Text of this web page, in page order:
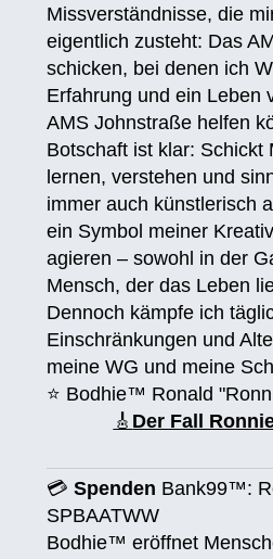
Missverständnisse, die
eigentlich zusteht: Das
schicken, bei denen ich
Erfahrung und ein Leben
AMS Johnstraße helfen
Botschaft ist klar: Schickt
lernen, verstehen und
immer auch künstlerisch
ein Symbol meiner
agieren – sowohl in der
Mensch, der das Leben
Dennoch kämpfe ich
Einschränkungen und
meine WG und meine
⭐️ Bodhie™ Ronald
🎸 Der Fall
💳Spenden Bank99™:
SPBAATWW
Bodhie™ eröffnet